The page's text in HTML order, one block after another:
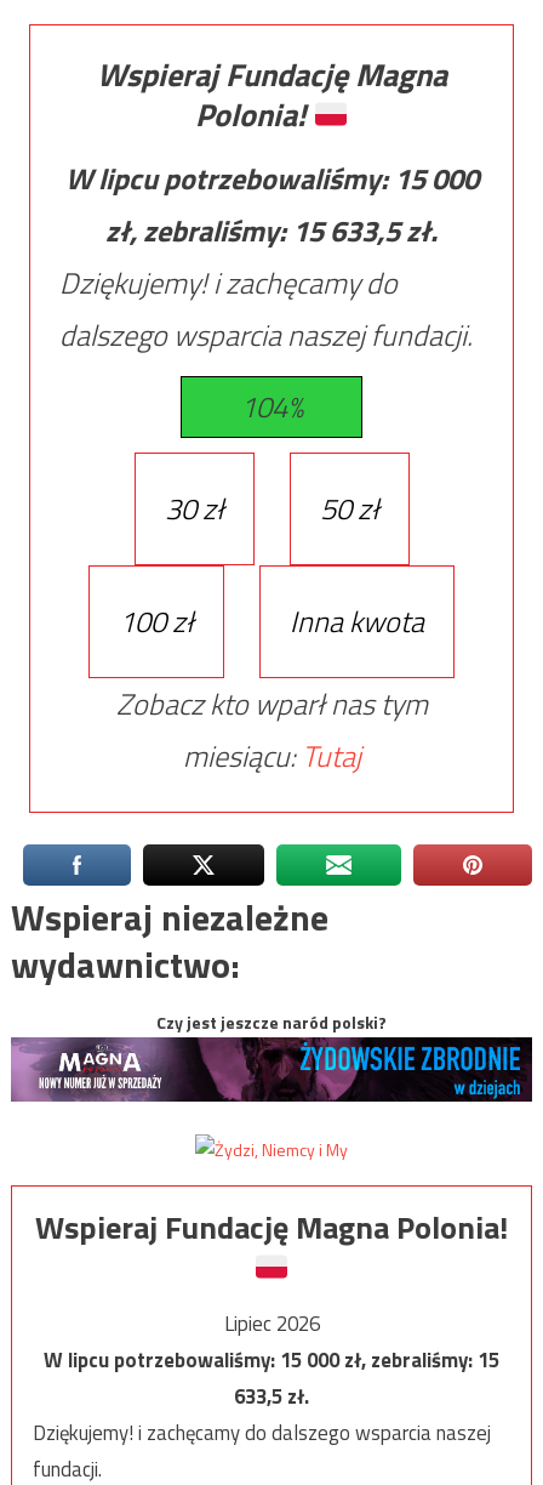
Wspieraj Fundację Magna
Polonia!
W lipcu potrzebowaliśmy: 15 000
zł, zebraliśmy: 15 633,5zł.
Dziękujemy! i zachęcamy do
dalszego wsparcia naszej fundacji.
104%
30 zł 50 zł
100 zł
Inna kwota
Zobacz kto wparł nas tym
miesiącu: Tutaj
Wspieraj niezależne
wydawnictwo:
Czy jest jeszcze naród polski?
Wspieraj Fundację Magna Polonia!
Lipiec 2026
W lipcu potrzebowaliśmy:15 000zł, zebraliśmy:15
633,5zł.
Dziękujemy! i zachęcamy do dalszego wsparcia naszej
fundacji.